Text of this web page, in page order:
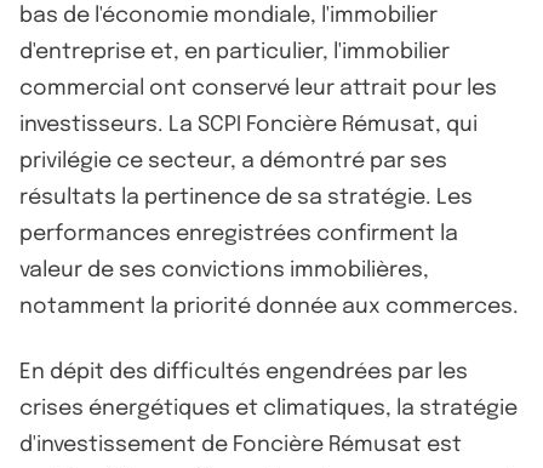
bas de l'économie mondiale, l'immobilier
d'entreprise et, en particulier, l'immobilier
commercial ont conservé leur attrait pour les
investisseurs. La SCPI Foncière Rémusat, qui
privilégie ce secteur, a démontré par ses
résultats la pertinence de sa stratégie. Les
performances enregistrées confirment la
valeur de ses convictions immobilières,
notamment la priorité donnée aux commerces.
En dépit des difficultés engendrées par les
crises énergétiques et climatiques, la stratégie
d'investissement de Foncière Rémusat est